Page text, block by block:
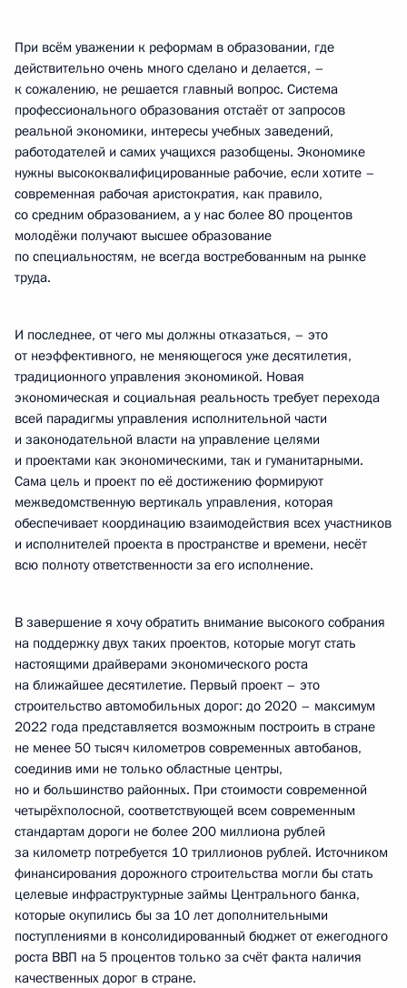
При всём уважении к реформам в образовании, где
действительно очень много сделано и делается, –
к сожалению, не решается главный вопрос. Система
профессионального образования отстаёт от запросов
реальной экономики, интересы учебных заведений,
работодателей и самих учащихся разобщены. Экономике
нужны высококвалифицированные рабочие, если хотите –
современная рабочая аристократия, как правило,
со средним образованием, а у нас более 80 процентов
молодёжи получают высшее образование
по специальностям, не всегда востребованным на рынке
труда.
И последнее, от чего мы должны отказаться, – это
от неэффективного, не меняющегося уже десятилетия,
традиционного управления экономикой. Новая
экономическая и социальная реальность требует перехода
всей парадигмы управления исполнительной части
и законодательной власти на управление целями
и проектами как экономическими, так и гуманитарными.
Сама цель и проект по её достижению формируют
межведомственную вертикаль управления, которая
обеспечивает координацию взаимодействия всех участников
и исполнителей проекта в пространстве и времени, несёт
всю полноту ответственности за его исполнение.
В завершение я хочу обратить внимание высокого собрания
на поддержку двух таких проектов, которые могут стать
настоящими драйверами экономического роста
на ближайшее десятилетие. Первый проект – это
строительство автомобильных дорог: до 2020 – максимум
2022 года представляется возможным построить в стране
не менее 50 тысяч километров современных автобанов,
соединив ими не только областные центры,
но и большинство районных. При стоимости современной
четырёхполосной, соответствующей всем современным
стандартам дороги не более 200 миллиона рублей
за километр потребуется 10 триллионов рублей. Источником
финансирования дорожного строительства могли бы стать
целевые инфраструктурные займы Центрального банка,
которые окупились бы за 10 лет дополнительными
поступлениями в консолидированный бюджет от ежегодного
роста ВВП на 5 процентов только за счёт факта наличия
качественных дорог в стране.